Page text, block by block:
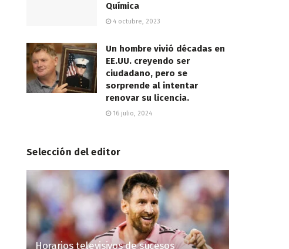
Química
4 octubre, 2023
Un hombre vivió décadas en
EE.UU. creyendo ser
ciudadano, pero se
sorprende al intentar
renovar su licencia.
16 julio, 2024
Selección del editor
Horarios televisivos de sucesos